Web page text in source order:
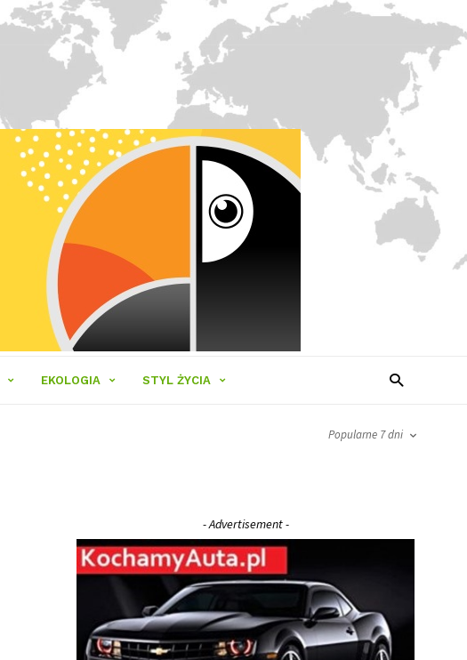
EKOLOGIA STYL ŻYCIA
Popularne 7 dni
- Advertisement -